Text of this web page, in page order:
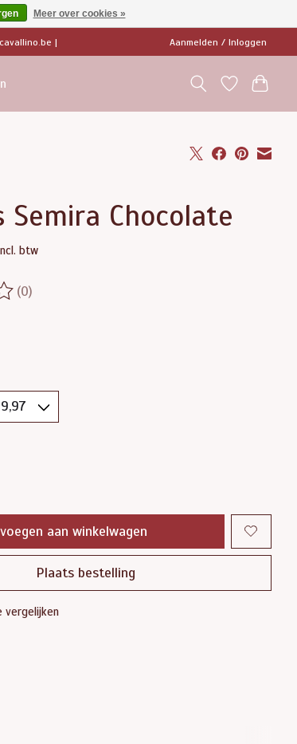
| Aanmelden / Inloggen
Semira Chocolate
btw
dit product is
(0)
aan winkelwagen
Plaats bestelling
vergelijken
Meer over cookies »